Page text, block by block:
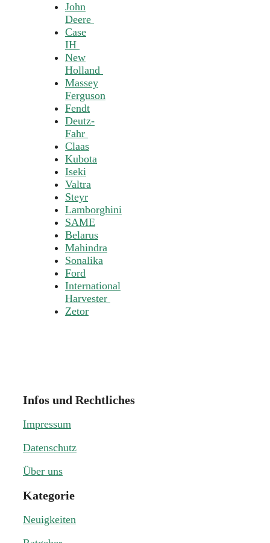
John
Deere
Case
IH
New
Holland
Massey
Ferguson
Fendt
Deutz-
Fahr
Claas
Kubota
Iseki
Valtra
Steyr
Lamborghini
SAME
Belarus
Mahindra
Sonalika
Ford
International
Harvester
Zetor
Infos und Rechtliches
Impressum
Datenschutz
Über uns
Kategorie
Neuigkeiten